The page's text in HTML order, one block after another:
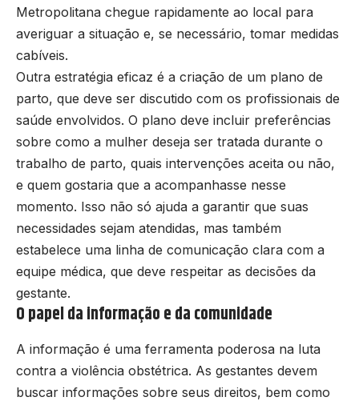
Metropolitana chegue rapidamente ao local para
averiguar a situação e, se necessário, tomar medidas
cabíveis.
Outra estratégia eficaz é a criação de um plano de
parto, que deve ser discutido com os profissionais de
saúde envolvidos. O plano deve incluir preferências
sobre como a mulher deseja ser tratada durante o
trabalho de parto, quais intervenções aceita ou não,
e quem gostaria que a acompanhasse nesse
momento. Isso não só ajuda a garantir que suas
necessidades sejam atendidas, mas também
estabelece uma linha de comunicação clara com a
equipe médica, que deve respeitar as decisões da
gestante.
O papel da informação e da comunidade
A informação é uma ferramenta poderosa na luta
contra a violência obstétrica. As gestantes devem
buscar informações sobre seus direitos, bem como